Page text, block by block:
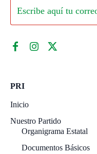
PRI
Inicio
Nuestro Partido
Organigrama Estatal
Documentos Básicos